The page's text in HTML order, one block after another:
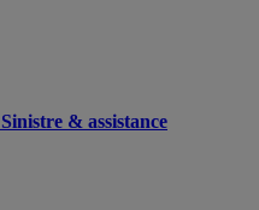
Sinistre & assistance